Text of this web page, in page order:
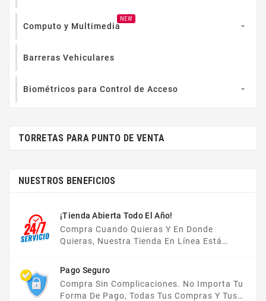
Computo y Multimedia
NEW

Barreras Vehiculares
Biométricos para Control de Acceso 
TORRETAS PARA PUNTO DE VENTA
NUESTROS BENEFICIOS
¡Tienda Abierta Todo El Año!
Compra Cuando Quieras Y En Donde
Quieras, Nuestra Tienda En Línea Está
Pago Seguro
Compra Sin Complicaciones. No Importa Tu
Forma De Pago, Todas Tus Compras Y Tus